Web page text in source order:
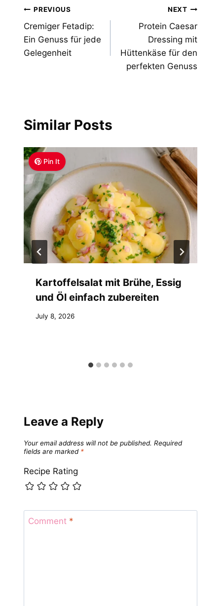
Post
navigation
PREVIOUS
Cremiger Fetadip:
Ein Genuss für jede
Gelegenheit
NEXT
Protein Caesar
Dressing mit
Hüttenkäse für den
perfekten Genuss
Similar Posts
Pin It
Kartoffelsalat mit Brühe, Essig
und Öl einfach zubereiten
July 8, 2026
Leave a Reply
Your email address will not be published. Required
fields are marked *
Recipe Rating
Comment *